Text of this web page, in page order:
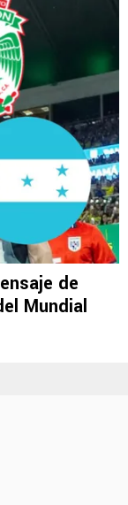
de
Mundial